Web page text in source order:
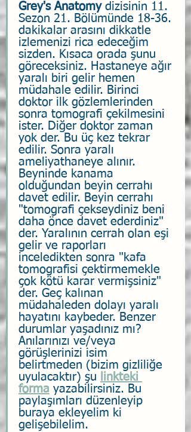
Grey's Anatomy dizisinin 11.
Sezon 21. Bölümünde 18-36.
dakikalar arasını dikkatle
izlemenizi rica edeceğim
sizden. Kısaca orada şunu
göreceksiniz. Hastaneye ağır
yaralı biri gelir hemen
müdahale edilir. Birinci
doktor ilk gözlemlerinden
sonra tomografi çekilmesini
ister. Diğer doktor zaman
yok der. Bu üç kez tekrar
edilir. Sonra yaralı
ameliyathaneye alınır.
Beyninde kanama
olduğundan beyin cerrahı
davet edilir. Beyin cerrahı
"tomografi çekseydiniz beni
daha önce davet ederdiniz"
der. Yaralının cerrah olan eşi
gelir ve raporları
inceledikten sonra "kafa
tomografisi çektirmemekle
çok kötü karar vermişsiniz"
der. Geç kalınan
müdahaleden dolayı yaralı
hayatını kaybeder. Benzer
durumlar yaşadınız mı?
Anılarınızı ve/veya
görüşlerinizi isim
belirtmeden (bizim gizliliğe
uyulacaktır) şu
linkteki
forma yazabilirsiniz. Bu
paylaşımları düzenleyip
buraya ekleyelim ki
gelişebilelim.